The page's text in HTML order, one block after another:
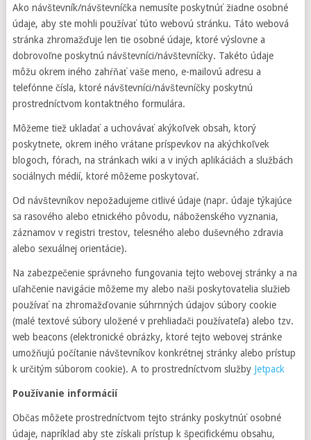
Ako návštevník/návštevníčka nemusíte poskytnúť žiadne osobné
údaje, aby ste mohli používať túto webovú stránku. Táto webová
stránka zhromažďuje len tie osobné údaje, ktoré výslovne a
dobrovoľne poskytnú návštevníci/návštevníčky. Takéto údaje
môžu okrem iného zahŕňať vaše meno, e-mailovú adresu a
telefónne čísla, ktoré návštevníci/návštevníčky poskytnú
prostredníctvom kontaktného formulára.
Môžeme tiež ukladať a uchovávať akýkoľvek obsah, ktorý
poskytnete, okrem iného vrátane príspevkov na akýchkoľvek
blogoch, fórach, na stránkach wiki a v iných aplikáciách a službách
sociálnych médií, ktoré môžeme poskytovať.
Od návštevníkov nepožadujeme citlivé údaje (napr. údaje týkajúce
sa rasového alebo etnického pôvodu, náboženského vyznania,
záznamov v registri trestov, telesného alebo duševného zdravia
alebo sexuálnej orientácie).
Na zabezpečenie správneho fungovania tejto webovej stránky a na
uľahčenie navigácie môžeme my alebo naši poskytovatelia služieb
používať na zhromažďovanie súhrnných údajov súbory cookie
(malé textové súbory uložené v prehliadači používateľa) alebo tzv.
web beacons (elektronické obrázky, ktoré tejto webovej stránke
umožňujú počítanie návštevníkov konkrétnej stránky alebo prístup
k určitým súborom cookie). A to prostredníctvom služby Jetpack
Používanie informácií
Občas môžete prostredníctvom tejto stránky poskytnúť osobné
údaje, napríklad aby ste získali prístup k špecifickému obsahu,